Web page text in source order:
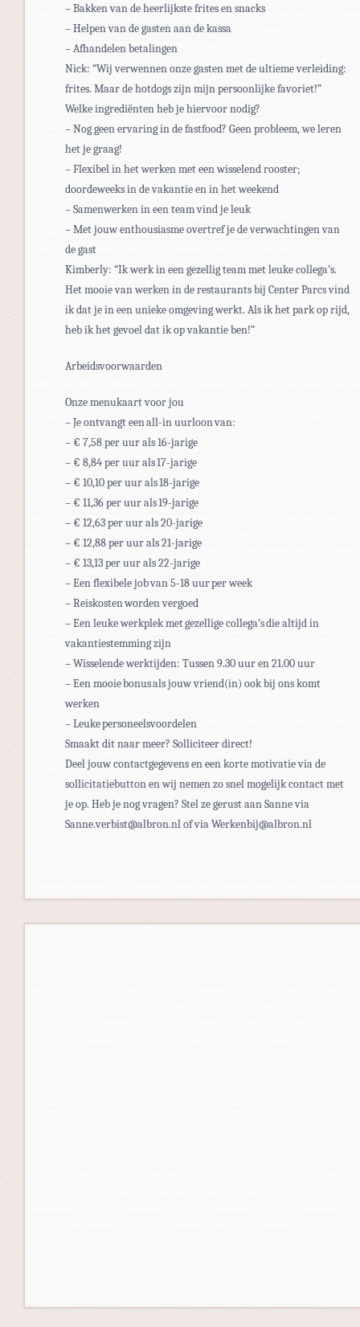
– Bakken van de heerlijkste frites en snacks
– Helpen van de gasten aan de kassa
– Afhandelen betalingen
Nick: “Wij verwennen onze gasten met de ultieme verleiding:
frites. Maar de hotdogs zijn mijn persoonlijke favoriet!”
Welke ingrediënten heb je hiervoor nodig?
– Nog geen ervaring in de fastfood? Geen probleem, we leren
het je graag!
– Flexibel in het werken met een wisselend rooster;
doordeweeks in de vakantie en in het weekend
– Samenwerken in een team vind je leuk
– Met jouw enthousiasme overtref je de verwachtingen van
de gast
Kimberly: “Ik werk in een gezellig team met leuke collega’s.
Het mooie van werken in de restaurants bij Center Parcs vind
ik dat je in een unieke omgeving werkt. Als ik het park op rijd,
heb ik het gevoel dat ik op vakantie ben!”
Arbeidsvoorwaarden
Onze menukaart voor jou
– Je ontvangt een all-in uurloon van:
– € 7,58 per uur als 16-jarige
– € 8,84 per uur als 17-jarige
– € 10,10 per uur als 18-jarige
– € 11,36 per uur als 19-jarige
– € 12,63 per uur als 20-jarige
– € 12,88 per uur als 21-jarige
– € 13,13 per uur als 22-jarige
– Een flexibele job van 5-18 uur per week
– Reiskosten worden vergoed
– Een leuke werkplek met gezellige collega’s die altijd in
vakantiestemming zijn
– Wisselende werktijden: Tussen 9.30 uur en 21.00 uur
– Een mooie bonus als jouw vriend(in) ook bij ons komt
werken
– Leuke personeelsvoordelen
Smaakt dit naar meer? Solliciteer direct!
Deel jouw contactgegevens en een korte motivatie via de
sollicitatiebutton en wij nemen zo snel mogelijk contact met
je op. Heb je nog vragen? Stel ze gerust aan Sanne via
Sanne.verbist@albron.nl of via Werkenbij@albron.nl